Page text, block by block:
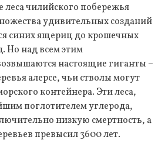
чилийского побережья
удивительных созданий
синих ящериц до крошечных
Но над всем этим
настоящие гиганты –
алерсе, чьи стволы могут
контейнера. Эти леса,
поглотителем углерода,
низкую смертность, а
превысил 3600 лет.